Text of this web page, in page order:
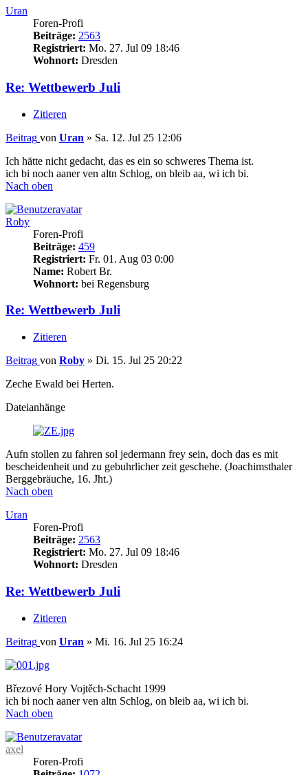
Uran
Foren-Profi
Beiträge: 2563
Registriert: Mo. 27. Jul 09 18:46
Wohnort: Dresden
Re: Wettbewerb Juli
Zitieren
Beitrag von Uran » Sa. 12. Jul 25 12:06
Ich hätte nicht gedacht, das es ein so schweres Thema ist.
ich bi noch aaner ven altn Schlog, on bleib aa, wi ich bi.
Nach oben
Roby
Foren-Profi
Beiträge: 459
Registriert: Fr. 01. Aug 03 0:00
Name: Robert Br.
Wohnort: bei Regensburg
Re: Wettbewerb Juli
Zitieren
Beitrag von Roby » Di. 15. Jul 25 20:22
Zeche Ewald bei Herten.
Dateianhänge
Aufn stollen zu fahren sol jedermann frey sein, doch das es mit
bescheidenheit und zu gebuhrlicher zeit geschehe. (Joachimsthaler
Berggebräuche, 16. Jht.)
Nach oben
Uran
Foren-Profi
Beiträge: 2563
Registriert: Mo. 27. Jul 09 18:46
Wohnort: Dresden
Re: Wettbewerb Juli
Zitieren
Beitrag von Uran » Mi. 16. Jul 25 16:24
Březové Hory Vojtěch-Schacht 1999
ich bi noch aaner ven altn Schlog, on bleib aa, wi ich bi.
Nach oben
axel
Foren-Profi